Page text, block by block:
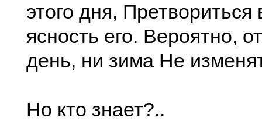
этого дня,
ясность его. Вероятно,
день, ни зима Не
Но кто знает?..